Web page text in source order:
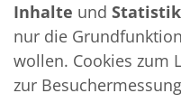
Inhalte und
nur die
wollen. Cookies zum
zur